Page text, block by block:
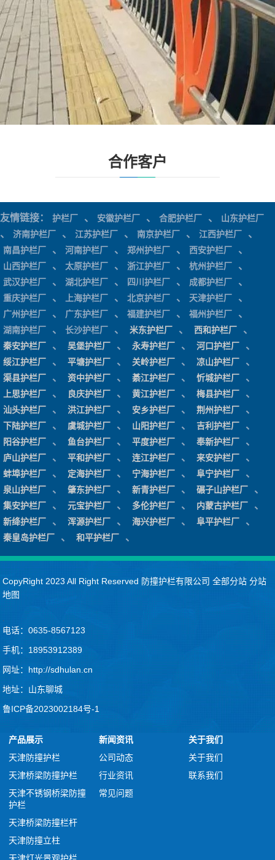
合作客户
友情链接： 护栏厂 、 安徽护栏厂 、 合肥护栏厂 、 山东护栏厂
、 济南护栏厂 、 江苏护栏厂 、 南京护栏厂 、 江西护栏厂 、
南昌护栏厂 、 河南护栏厂 、 郑州护栏厂 、 西安护栏厂 、
山西护栏厂 、 太原护栏厂 、 浙江护栏厂 、 杭州护栏厂 、
武汉护栏厂 、 湖北护栏厂 、 四川护栏厂 、 成都护栏厂 、
重庆护栏厂 、 上海护栏厂 、 北京护栏厂 、 天津护栏厂 、
广州护栏厂 、 广东护栏厂 、 福建护栏厂 、 福州护栏厂 、
湖南护栏厂 、 长沙护栏厂 、 米东护栏厂 、 西和护栏厂 、
秦安护栏厂 、 吴堡护栏厂 、 永寿护栏厂 、 河口护栏厂 、
绥江护栏厂 、 平塘护栏厂 、 关岭护栏厂 、 凉山护栏厂 、
渠县护栏厂 、 资中护栏厂 、 綦江护栏厂 、 忻城护栏厂 、
上思护栏厂 、 良庆护栏厂 、 黄江护栏厂 、 梅县护栏厂 、
汕头护栏厂 、 洪江护栏厂 、 安乡护栏厂 、 荆州护栏厂 、
下陆护栏厂 、 虞城护栏厂 、 山阳护栏厂 、 吉利护栏厂 、
阳谷护栏厂 、 鱼台护栏厂 、 平度护栏厂 、 奉新护栏厂 、
庐山护栏厂 、 平和护栏厂 、 连江护栏厂 、 来安护栏厂 、
蚌埠护栏厂 、 定海护栏厂 、 宁海护栏厂 、 阜宁护栏厂 、
泉山护栏厂 、 肇东护栏厂 、 新青护栏厂 、 碾子山护栏厂 、
集安护栏厂 、 元宝护栏厂 、 多伦护栏厂 、 内蒙古护栏厂 、
新绛护栏厂 、 浑源护栏厂 、 海兴护栏厂 、 阜平护栏厂 、
秦皇岛护栏厂 、 和平护栏厂 、
CopyRight 2023 All Right Reserved 防撞护栏有限公司全部分站 分站
地图
.
电话：0635-8567123
手机：18953912389
网址：http://sdhulan.cn
地址：山东聊城
鲁ICP备2023002184号-1
产品展示
天津防撞护栏
天津桥梁防撞护栏
天津不锈钢桥梁防撞
护栏
天津桥梁防撞栏杆
天津防撞立柱
新闻资讯
公司动态
行业资讯
常见问题
关于我们
关于我们
联系我们